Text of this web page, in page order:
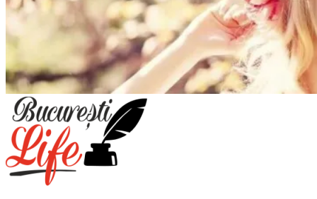
Meniu
principal